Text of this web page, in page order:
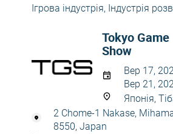
Ігрова індустрія, Індустрія
Tokyo Game
Show
Вер 17,
Вер 21,
Японія,
2 Chome-1 Nakase,
8550, Japan